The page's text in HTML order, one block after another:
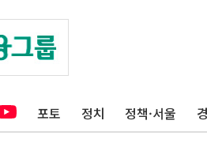
포토 정치 정책·서울